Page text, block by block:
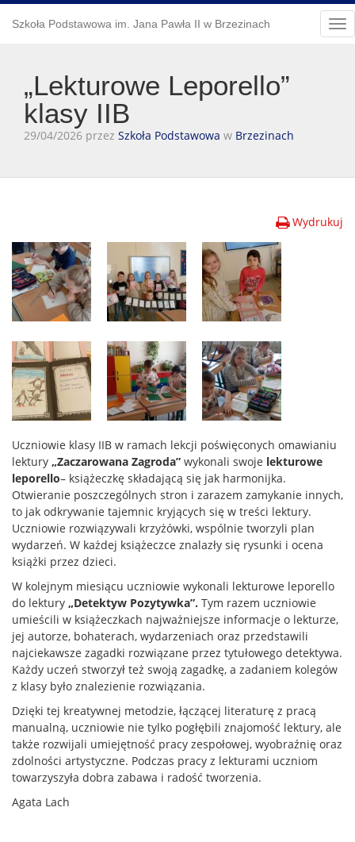
Szkoła Podstawowa im. Jana Pawła II w Brzezinach
„Lekturowe Leporello”
klasy IIB
29/04/2026 przez Szkoła Podstawowa w Brzezinach
Wydrukuj
Uczniowie klasy IIB w ramach lekcji poświęconych omawianiu
lektury „Zaczarowana Zagroda” wykonali swoje lekturowe
leporello– książeczkę składającą się jak harmonijka.
Otwieranie poszczególnych stron i zarazem zamykanie innych,
to jak odkrywanie tajemnic kryjących się w treści lektury.
Uczniowie rozwiązywali krzyżówki, wspólnie tworzyli plan
wydarzeń. W każdej książeczce znalazły się rysunki i ocena
książki przez dzieci.
W kolejnym miesiącu uczniowie wykonali lekturowe leporello
do lektury „Detektyw Pozytywka”. Tym razem uczniowie
umieścili w książeczkach najważniejsze informacje o lekturze,
jej autorze, bohaterach, wydarzeniach oraz przedstawili
najciekawsze zagadki rozwiązane przez tytułowego detektywa.
Każdy uczeń stworzył też swoją zagadkę, a zadaniem kolegów
z klasy było znalezienie rozwiązania.
Dzięki tej kreatywnej metodzie, łączącej literaturę z pracą
manualną, uczniowie nie tylko pogłębili znajomość lektury, ale
także rozwijali umiejętność pracy zespołowej, wyobraźnię oraz
zdolności artystyczne. Podczas pracy z lekturami uczniom
towarzyszyła dobra zabawa i radość tworzenia.
Agata Lach